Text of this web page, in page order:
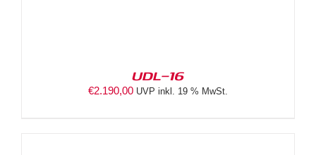
UDL-16
€2.190,00 UVP inkl. 19 % MwSt.